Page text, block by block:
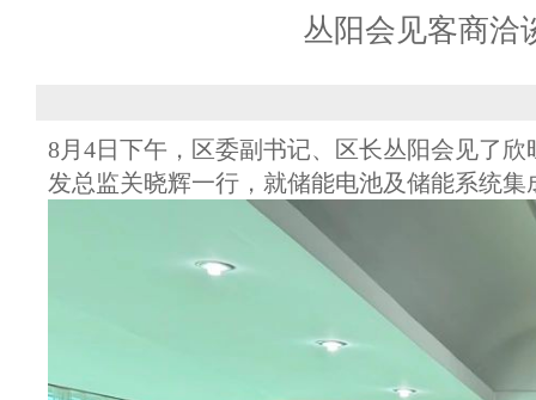
丛阳会见客商洽
8月4日下午，区委副书记、区长丛阳会见了
发总监关晓辉一行，就储能电池及储能系统